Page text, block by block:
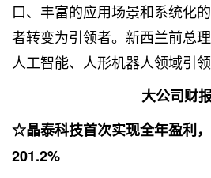
口、丰富的应用场景和系统化
者转变为引领者。新西兰前总
人工智能、人形机器人领域引领
大公司财
☆晶泰科技首次实现全年盈利
201.2%